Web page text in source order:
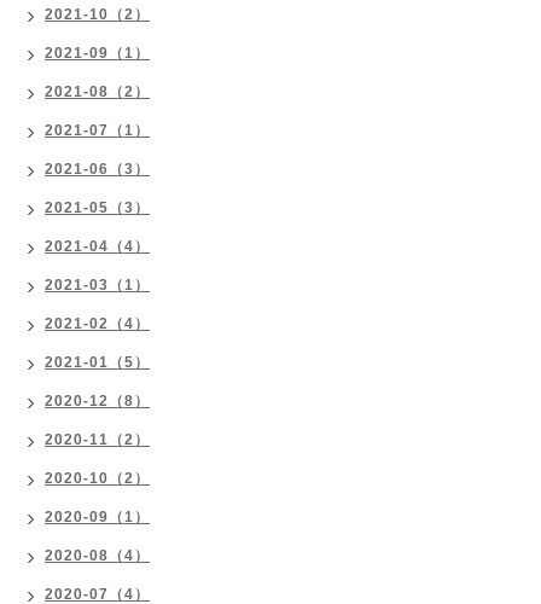
2021-10（2）
2021-09（1）
2021-08（2）
2021-07（1）
2021-06（3）
2021-05（3）
2021-04（4）
2021-03（1）
2021-02（4）
2021-01（5）
2020-12（8）
2020-11（2）
2020-10（2）
2020-09（1）
2020-08（4）
2020-07（4）